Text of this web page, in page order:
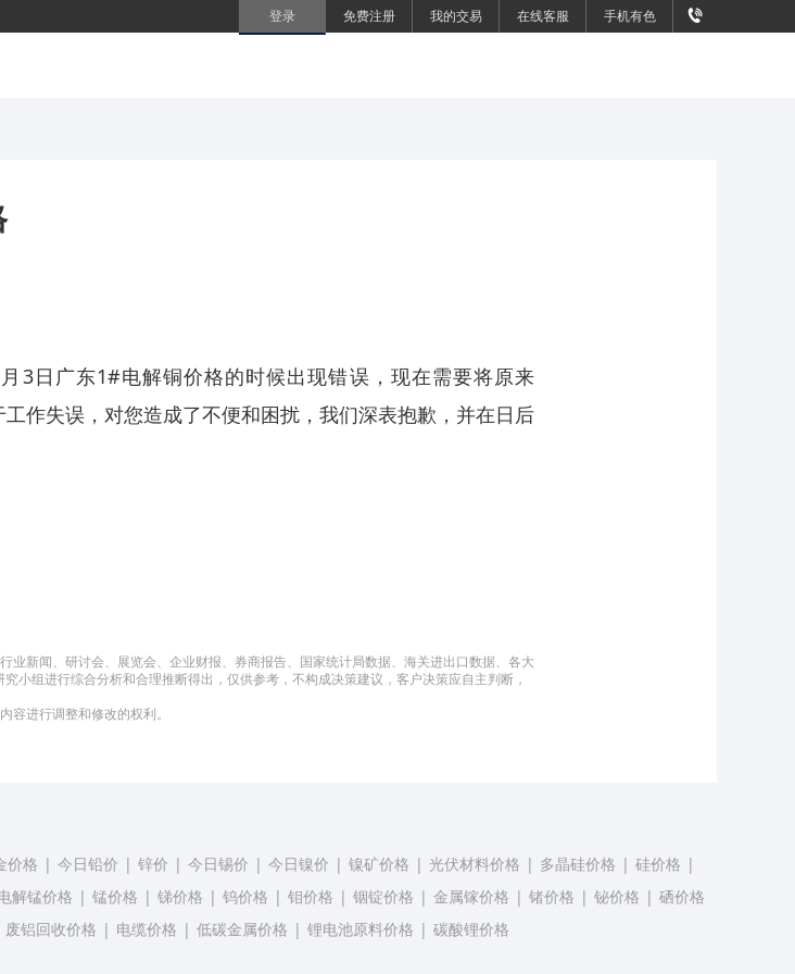
登录 免费注册 我的交易 在线客服 手机有色
广东1#电解铜价格的时候出现错误，现在需要将原来
作失误，对您造成了不便和困扰，我们深表抱歉，并在日后
新闻、研讨会、展览会、企业财报、券商报告、国家统计局数据、海关进出口数据、各大
小组进行综合分析和合理推断得出，仅供参考，不构成决策建议，客户决策应自主判断，
容进行调整和修改的权利。
价格 | 今日铅价 | 锌价 | 今日锡价 | 今日镍价 | 镍矿价格 | 光伏材料价格 | 多晶硅价格 | 硅价格 |
解锰价格 | 锰价格 | 锑价格 | 钨价格 | 钼价格 | 铟锭价格 | 金属镓价格 | 锗价格 | 铋价格 | 硒价格
废铝回收价格 | 电缆价格 | 低碳金属价格 | 锂电池原料价格 | 碳酸锂价格